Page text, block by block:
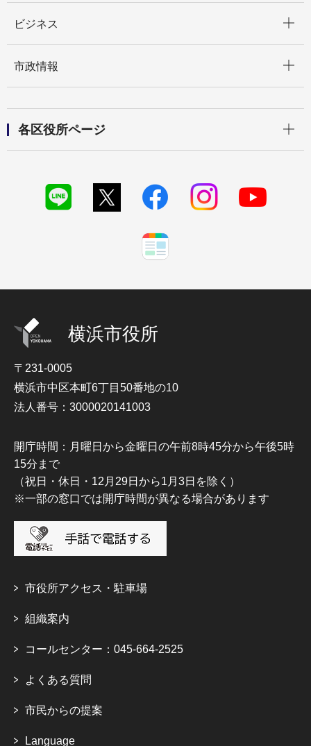
ビジネス
市政情報
各区役所ページ
横浜市役所
〒231-0005
横浜市中区本町6丁目50番地の10
法人番号：3000020141003
開庁時間：月曜日から金曜日の午前8時45分から午後5時
15分まで
（祝日・休日・12月29日から1月3日を除く）
※一部の窓口では開庁時間が異なる場合があります
市役所アクセス・駐車場
組織案内
コールセンター：045-664-2525
よくある質問
市民からの提案
Language